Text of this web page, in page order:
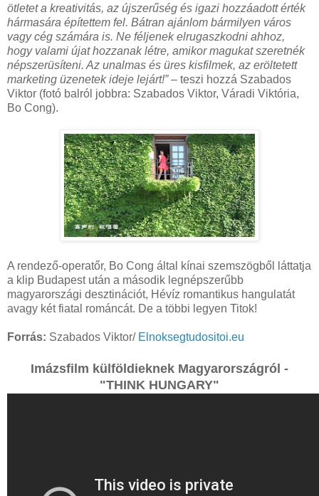
ötletet a kreativitás, az újszerűség és igazi hozzáadott érték
hármasára építettem fel. Bátran ajánlom bármilyen város
vagy cég számára is. Ne féljenek elrugaszkodni ahhoz,
hogy valami újat hozzanak létre, amikor magukat szeretnék
népszerüsíteni. Az unalmas és üres kisfilmek, az eröltetett
marketing üzenetek ideje lejárt!”– teszi hozzá Szabados
Viktor (fotó balról jobbra: Szabados Viktor, Váradi Viktória,
Bo Cong).
A rendező-operatőr, Bo Cong által kínai szemszögből láttatja
a klip Budapest után a második legnépszerűbb
magyarországi desztinációt, Hévíz romantikus hangulatát
avagy két fiatal románcát. De a többi legyen Titok!
Forrás: Szabados Viktor/ Elnoksegtudositoi.eu
Imázsfilm külföldieknek Magyarországról -
"THINK HUNGARY"